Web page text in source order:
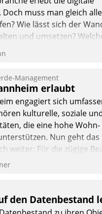
muss man gleich
Wie lässt sich der
und umsetzen?
wirklich?
Management
erlaubt
engagiert sich
kulturelle, soziale
die eine hohe Wohn-
Nun geht das
weiter: Für die zügige
– oder Lob – richtet das
Management einen
den Datenbestand